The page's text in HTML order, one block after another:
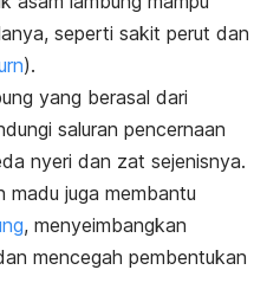
seperti sakit perut dan
).
yang berasal dari
saluran pencernaan
nyeri dan zat sejenisnya.
juga membantu
, menyeimbangkan
mencegah pembentukan